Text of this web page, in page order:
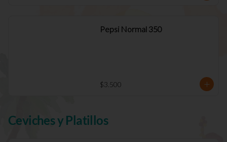
Pepsi Normal 350
$3.500
Ceviches y Platillos